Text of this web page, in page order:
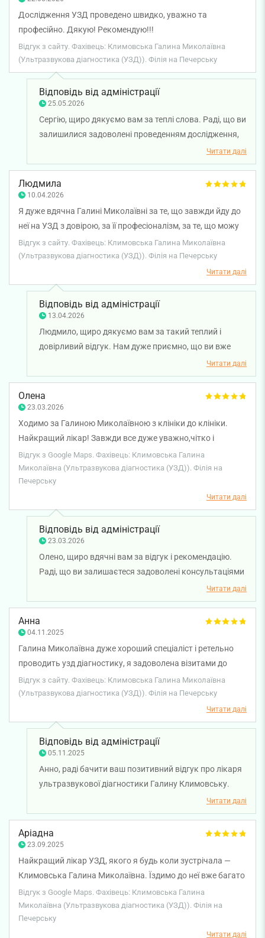
Дослідження УЗД проведено швидко, уважно та
професійно. Дякую! Рекомендую!!!
Відгук з сайту. Фахівець: Климовська Галина Миколаївна
(Ультразвукова діагностика (УЗД)). Філія на Печерську
Відповідь від адміністрації
25.05.2026
Сергію, щиро дякуємо вам за теплі слова. Раді, що ви
залишилися задоволені проведенням дослідження,
та відзначили уважність і професіоналізм лікаря
ультразвукової діагностики Галини Климовської.
Читати далі
Людмила
10.04.2026
Я дуже вдячна Галині Миколаївні за те, що завжди йду до
неї на УЗД з довірою, за її професіоналізм, за те, що можу
задати питання і одержати відповідь, за доброзичливісь.
Незважаючи на те, що я проживаю в передмісті, я вже 5
років віддаю перевагу Smart Medical Cеnter та діагностиці
УЗД у Галини Миколаївни. Взагалі я задоволена клінікою,
рівнем обслуговування, цінами. Дякую всім. З повагою
Відгук з сайту. Фахівець: Климовська Галина Миколаївна
(Ультразвукова діагностика (УЗД)). Філія на Печерську
Читати далі
Відповідь від адміністрації
13.04.2026
Людмило, щиро дякуємо вам за такий теплий і
довірливий відгук. Нам дуже приємно, що ви вже
ультразвукової діагностики Галину Клименко і
відзначаєте професіоналізм, доброзичливість і
якість діагностики. Особливо цінуємо вашу довіру
протягом такого тривалого часу. Бажаємо вам
міцного здоров'я!
Читати далі
Олена
23.03.2026
Ходимо за Галиною Миколаївною з клініки до клініки.
Найкращий лікар! Завжди все дуже уважно,чітко і
зрозуміло. Рекомендую всім знайомим. Дякую!!!
Відгук з Google Maps. Фахівець: Климовська Галина
Миколаївна (Ультразвукова діагностика (УЗД)). Філія на
Печерську
Читати далі
Відповідь від адміністрації
23.03.2026
Олено, щиро вдячні вам за відгук і рекомендацію.
Раді, що ви залишаєтеся задоволені консультаціями
Климовської та відчуваєте увагу й професіоналізм
під час кожного візиту. Бажаємо вам міцного
здоров'я!
Читати далі
Анна
04.11.2025
Галина Миколаївна дуже хороший спеціаліст і ретельно
проводить узд діагностику, я задоволена візитами до
цього лікаря.
Відгук з сайту. Фахівець: Климовська Галина Миколаївна
(Ультразвукова діагностика (УЗД)). Філія на Печерську
Читати далі
Відповідь від адміністрації
05.11.2025
Анно, раді бачити ваш позитивний відгук про лікаря
ультразвукової діагностики Галину Климовську.
Читати далі
Аріадна
23.09.2025
Найкращий лікар УЗД, якого я будь коли зустрічала —
Климовська Галина Миколаївна. Їздимо до неї вже багато
років, дітей змалечку возили. Дуже досвідчена,
талановита, лікар від Бога! Дуже дякуємо!
Відгук з Google Maps. Фахівець: Климовська Галина
Миколаївна (Ультразвукова діагностика (УЗД)). Філія на
Печерську
Читати далі